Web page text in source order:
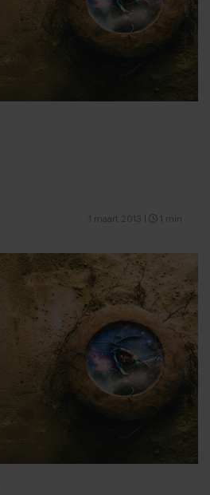
1 maart 2013 1 min